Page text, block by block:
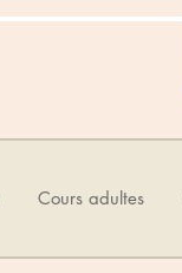
Cours adultes